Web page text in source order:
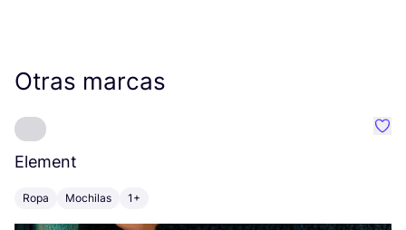
Otras marcas
Element
Ropa Mochilas 1+